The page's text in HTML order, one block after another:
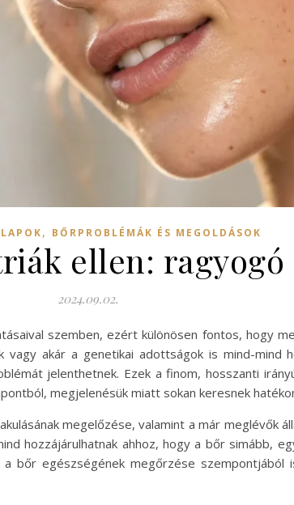
, BŐRPROBLÉMÁK ÉS MEGOLDÁSOK
ellen:
2024.09.02.
szemben, ezért különösen fontos, hogy
akár a genetikai adottságok is mind-mind
jelenthetnek. Ezek a finom, hosszanti
megjelenésük miatt sokan keresnek
megelőzése, valamint a már meglévők
hozzájárulhatnak ahhoz, hogy a bőr simább,
bőr egészségének megőrzése szempontjából